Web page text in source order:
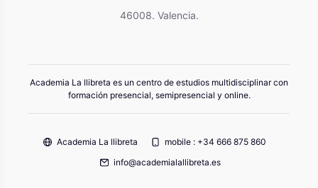
46008. Valencia.
Academia La llibreta es un centro de estudios multidisciplinar con
formación presencial, semipresencial y online.
Academia La llibreta
mobile : +34 666 875 860
info@academialallibreta.es